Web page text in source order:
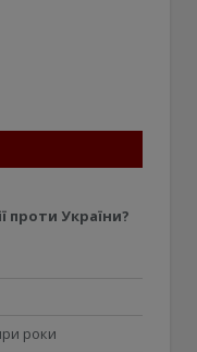
проти України?
роки